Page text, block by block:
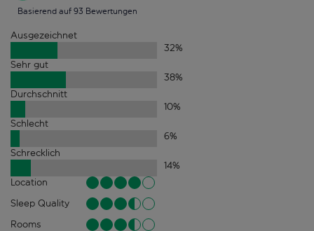
Basierend auf 93 Bewertungen
Ausgezeichnet
32%
Sehr gut
38%
Durchschnitt
10%
Schlecht
6%
Schrecklich
14%
Location
Sleep Quality
Rooms